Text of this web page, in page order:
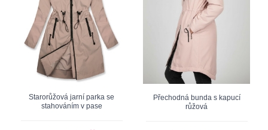
Starorůžová jarní parka se
stahováním v pase
Přechodná bunda s kapucí
růžová